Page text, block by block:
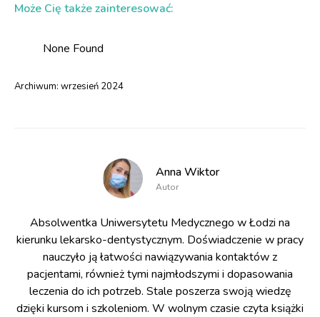
Może Cię także zainteresować:
None Found
Archiwum: wrzesień 2024
Anna Wiktor
Autor
Absolwentka Uniwersytetu Medycznego w Łodzi na
kierunku lekarsko-dentystycznym. Doświadczenie w pracy
nauczyło ją łatwości nawiązywania kontaktów z
pacjentami, również tymi najmłodszymi i dopasowania
leczenia do ich potrzeb. Stale poszerza swoją wiedzę
dzięki kursom i szkoleniom. W wolnym czasie czyta książki